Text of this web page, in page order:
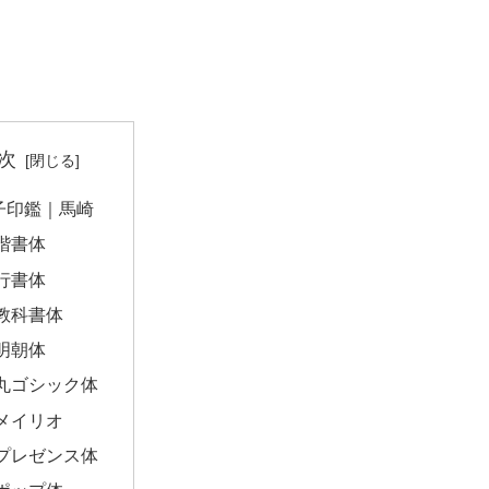
印鑑｜馬崎
書体
書体
科書体
朝体
ゴシック体
イリオ
レゼンス体